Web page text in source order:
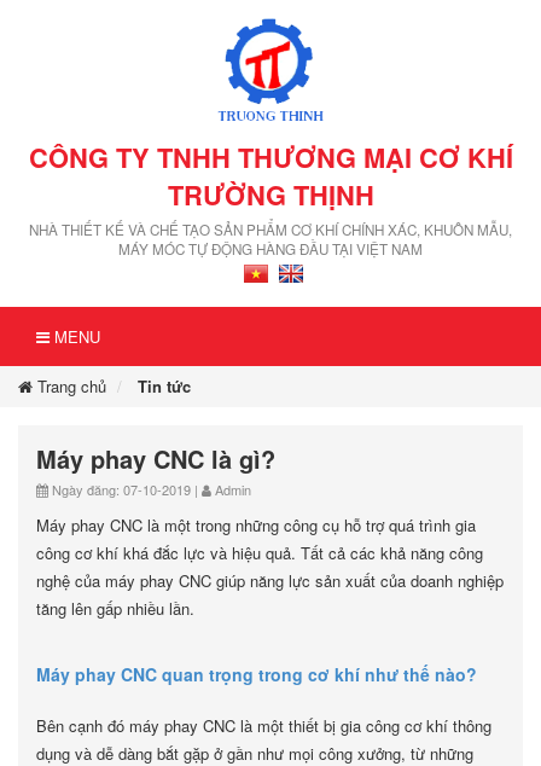
CÔNG TY TNHH THƯƠNG MẠI CƠ KHÍ
TRƯỜNG THỊNH
NHÀ THIẾT KẾ VÀ CHẾ TẠO SẢN PHẨM CƠ KHÍ CHÍNH XÁC, KHUÔN MẪU,
MÁY MÓC TỰ ĐỘNG HÀNG ĐẦU TẠI VIỆT NAM
MENU
Trang chủ Tin tức
Máy phay CNC là gì?
Ngày đăng: 07-10-2019 | Admin
Máy phay CNC là một trong những công cụ hỗ trợ quá trình gia
công cơ khí khá đắc lực và hiệu quả. Tất cả các khả năng công
nghệ của máy phay CNC giúp năng lực sản xuất của doanh nghiệp
tăng lên gấp nhiều lần.
Máy phay CNC quan trọng trong cơ khí như thế nào?
Bên cạnh đó máy phay CNC là một thiết bị gia công cơ khí thông
dụng và dễ dàng bắt gặp ở gần như mọi công xưởng, từ những